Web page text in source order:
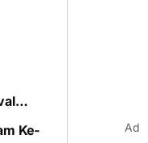
Ke-
Ad